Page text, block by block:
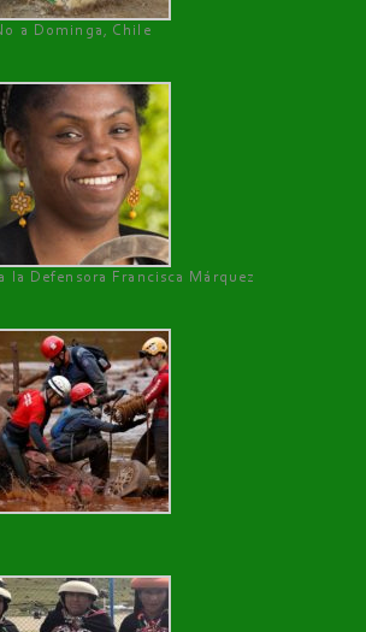
a Dominga, Chile
la Defensora Francisca Márquez